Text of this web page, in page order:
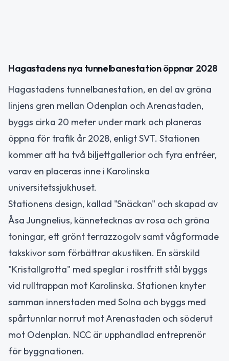
Hagastadens nya tunnelbanestation öppnar 2028
Hagastadens tunnelbanestation, en del av gröna
linjens gren mellan Odenplan och Arenastaden,
byggs cirka 20 meter under mark och planeras
öppna för trafik år 2028, enligt SVT. Stationen
kommer att ha två biljettgallerior och fyra entréer,
varav en placeras inne i Karolinska
universitetssjukhuset.
Stationens design, kallad "Snäckan" och skapad av
Åsa Jungnelius, kännetecknas av rosa och gröna
toningar, ett grönt terrazzogolv samt vågformade
takskivor som förbättrar akustiken. En särskild
"Kristallgrotta" med speglar i rostfritt stål byggs
vid rulltrappan mot Karolinska. Stationen knyter
samman innerstaden med Solna och byggs med
spårtunnlar norrut mot Arenastaden och söderut
mot Odenplan. NCC är upphandlad entreprenör
för byggnationen.